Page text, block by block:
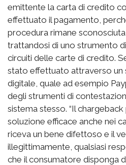
emittente la carta di credito
effettuato il pagamento,
procedura rimane
trattandosi di uno strumento
circuiti delle carte di credito.
stato effettuato attraverso un
digitale, quale ad esempio
degli strumenti di
sistema stesso. “Il
soluzione efficace anche nei
riceva un bene difettoso e il
illegittimamente, qualsiasi
che il consumatore disponga